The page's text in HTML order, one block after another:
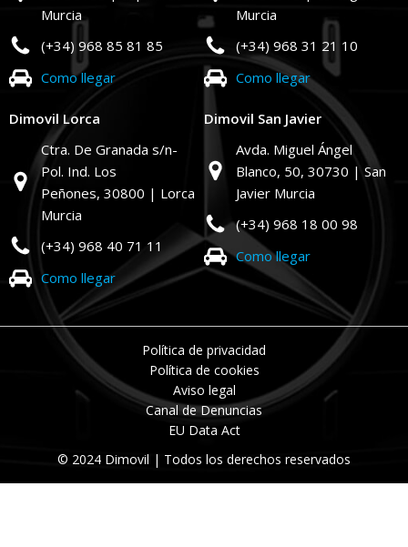
Murcia
(+34) 968 85 81 85
Como llegar
Murcia
(+34) 968 31 21 10
Como llegar
Dimovil Lorca
Ctra. De Granada s/n-
Pol. Ind. Los
Peñones, 30800 | Lorca
Murcia
(+34) 968 40 71 11
Como llegar
Dimovil San Javier
Avda. Miguel Ángel
Blanco, 50, 30730 | San
Javier Murcia
(+34) 968 18 00 98
Como llegar
© 2024 Dimovil | Todos los derechos reservados
Política de privacidad
Política de cookies
Aviso legal
Canal de Denuncias
EU Data Act